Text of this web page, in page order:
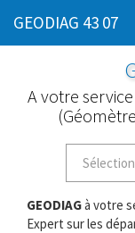
GEODIAG 43 07
A votre
GEODIAGà votre
Expert sur les